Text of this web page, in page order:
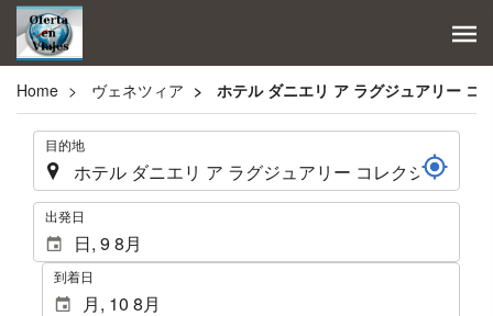
Home ヴェネツィア ホテル ダニエリ ア ラグジュアリー コ
. 目的地
. 出発日
到着日